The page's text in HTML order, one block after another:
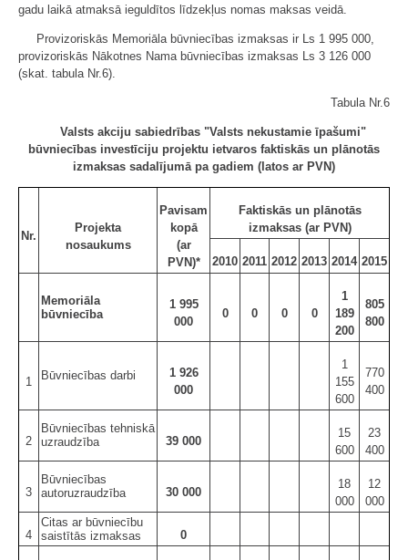
gadu laikā atmaksā ieguldītos līdzekļus nomas maksas veidā.
Provizoriskās Memoriāla būvniecības izmaksas ir Ls 1 995 000,
provizoriskās Nākotnes Nama būvniecības izmaksas Ls 3 126 000
(skat. tabula Nr.6).
Tabula Nr.6
Valsts akciju sabiedrības "Valsts nekustamie īpašumi"
būvniecības investīciju projektu ietvaros faktiskās un plānotās
izmaksas sadalījumā pa gadiem (latos ar PVN)
Nr.
Projekta
nosaukums
Pavisam
kopā
(ar
PVN)*
Faktiskās un plānotās
izmaksas (ar PVN)
2010 2011 2012 2013 2014 2015
Memoriāla
būvniecība
1 995
000
0 0 0 0
1
189
200
805
800
1 Būvniecības darbi
1 926
000
1
155
600
770
400
2
Būvniecības tehniskā
uzraudzība
39 000
15
600
23
400
3
Būvniecības
autoruzraudzība
30 000
18
000
12
000
4
Citas ar būvniecību
saistītās izmaksas
0